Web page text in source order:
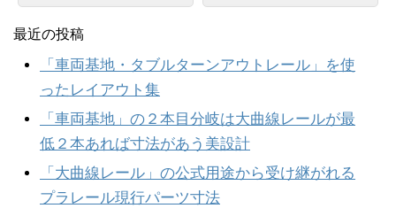
最近の投稿
「車両基地・タブルターンアウトレール」を使
ったレイアウト集
「車両基地」の２本目分岐は大曲線レールが最
低２本あれば寸法があう美設計
「大曲線レール」の公式用途から受け継がれる
プラレール現行パーツ寸法